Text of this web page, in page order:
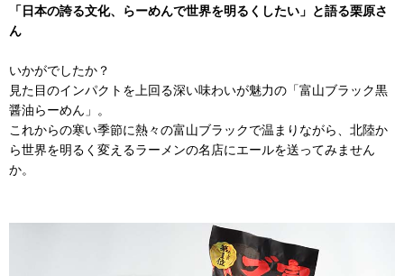
「日本の誇る文化、らーめんで世界を明るくしたい」と語る栗原さ
ん
いかがでしたか？
見た目のインパクトを上回る深い味わいが魅力の「富山ブラック黒
醤油らーめん」。
これからの寒い季節に熱々の富山ブラックで温まりながら、北陸か
ら世界を明るく変えるラーメンの名店にエールを送ってみません
か。